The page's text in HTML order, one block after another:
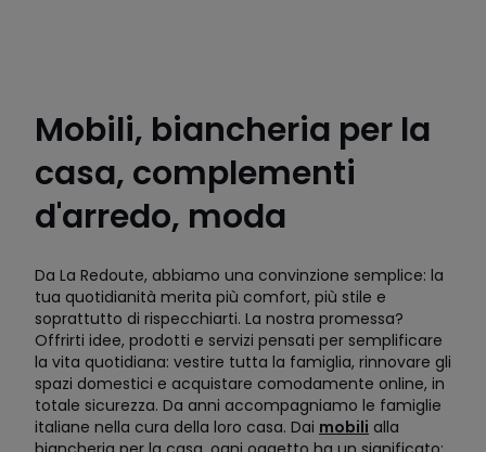
Mobili, biancheria per la
casa, complementi
d'arredo, moda
Da La Redoute, abbiamo una convinzione semplice: la
tua quotidianità merita più comfort, più stile e
soprattutto di rispecchiarti. La nostra promessa?
Offrirti idee, prodotti e servizi pensati per semplificare
la vita quotidiana: vestire tutta la famiglia, rinnovare gli
spazi domestici e acquistare comodamente online, in
totale sicurezza. Da anni accompagniamo le famiglie
italiane nella cura della loro casa. Dai mobili alla